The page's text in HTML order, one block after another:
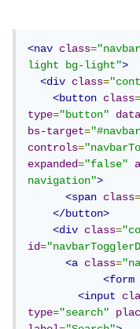
<nav class=
light bg-light">
<div
class=
<button
class
type="button"
bs-target=
controls=
expanded="false"
navigation">
<span
class
</button>
<div
class=
id=
<a
class=
<form
<input
type="search"